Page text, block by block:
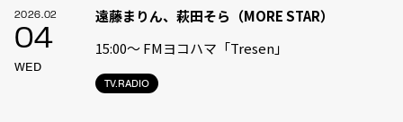
2026.02
04
WED
TV.RADIO
遠藤まりん、萩田そら（MORE STAR）
15:00〜 FMヨコハマ「Tresen」